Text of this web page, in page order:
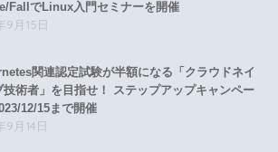
FallでLinux入門セミナーを開催
9月15日
関連認定試験が半額になる「クラウドネイ
技術者」を目指せ！ ステップアップキャンペー
12/15まで開催
9月14日